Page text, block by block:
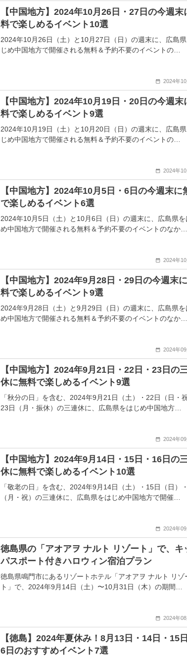
【中国地方】2024年10月26日・27日の今週末
料で楽しめるイベント10選
2024年10月26日（土）と10月27日（日）の週末に、広島
じめ中国地方で開催される無料＆予約不要のイベントの…
2024年
【中国地方】2024年10月19日・20日の今週末
料で楽しめるイベント9選
2024年10月19日（土）と10月20日（日）の週末に、広島
じめ中国地方で開催される無料＆予約不要のイベントの…
2024年
【中国地方】2024年10月5日・6日の今週末に
で楽しめるイベント6選
2024年10月5日（土）と10月6日（日）の週末に、広島県を
め中国地方で開催される無料＆予約不要のイベントのなか…
2024年
【中国地方】2024年9月28日・29日の今週末
料で楽しめるイベント9選
2024年9月28日（土）と9月29日（日）の週末に、広島県を
め中国地方で開催される無料＆予約不要のイベントのなか…
2024年
【中国地方】2024年9月21日・22日・23日の
休に無料で楽しめるイベント9選
「秋分の日」を含む、2024年9月21日（土）・22日（日・
23日（月・振休）の三連休に、広島県をはじめ中国地方…
2024年
【中国地方】2024年9月14日・15日・16日の
休に無料で楽しめるイベント10選
「敬老の日」を含む、2024年9月14日（土）・15日（日）
（月・祝）の三連休に、広島県をはじめ中国地方で開催…
2024年
徳島県の「アオアヲ ナルト リゾート」で、キ
パスポート付きハロウィン宿泊プラン
徳島県鳴門市にあるリゾートホテル「アオアヲ ナルト リゾ
ト」で、2024年9月14日（土）〜10月31日（木）の期間…
2024年
【徳島】2024年夏休み！8月13日・14日・15
6日のおすすめイベント7選